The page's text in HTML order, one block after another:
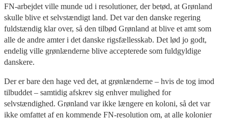
FN-arbejdet ville munde ud i resolutioner, der betød, at Grønland
skulle blive et selvstændigt land. Det var den danske regering
fuldstændig klar over, så den tilbød Grønland at blive et amt som
alle de andre amter i det danske rigsfællesskab. Det lød jo godt,
endelig ville grønlænderne blive accepterede som fuldgyldige
danskere.
Der er bare den hage ved det, at grønlænderne – hvis de tog imod
tilbuddet – samtidig afskrev sig enhver mulighed for
selvstændighed. Grønland var ikke længere en koloni, så det var
ikke omfattet af en kommende FN-resolution om, at alle kolonier